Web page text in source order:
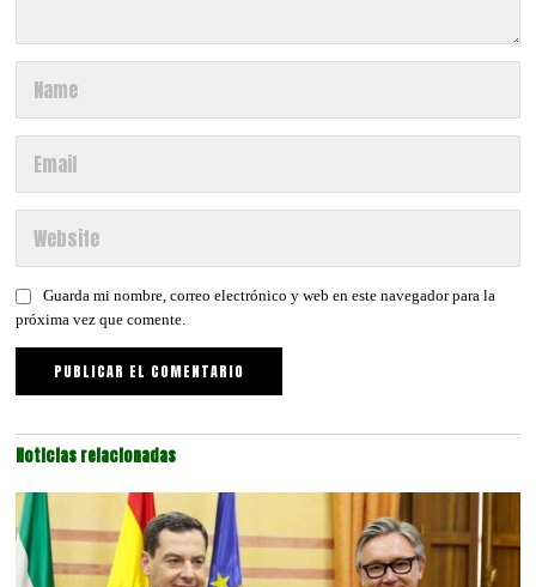
Guarda mi nombre, correo electrónico y web en este navegador para la
próxima vez que comente.
Noticias relacionadas